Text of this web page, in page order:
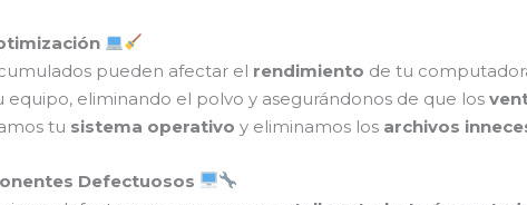
pueden afectar el rendimiento de tu
equipo, eliminando el polvo y asegurándonos de que los
tu sistema operativo y eliminamos los archivos
Defectuosos